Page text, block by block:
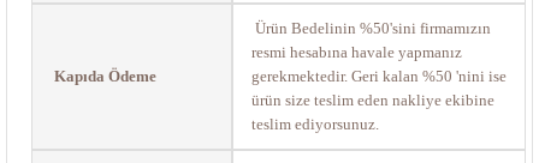
Kapıda Ödeme
Ürün Bedelinin %50'sini firmamızın
resmi hesabına havale yapmanız
gerekmektedir. Geri kalan %50 'nini ise
ürün size teslim eden nakliye ekibine
teslim ediyorsunuz.